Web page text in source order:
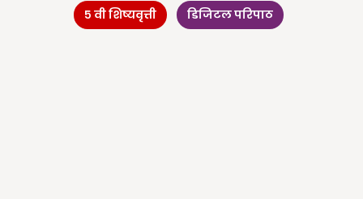
५ वी शिष्यवृत्ती डिजिटल परिपाठ